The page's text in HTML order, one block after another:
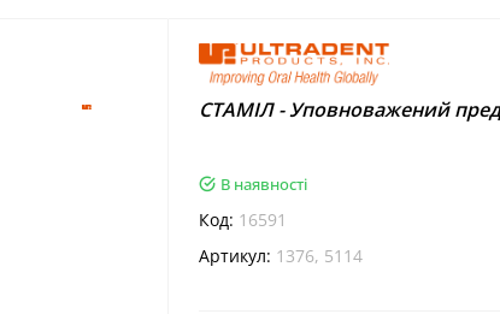
СТАМІЛ - Уповноважений
В наявності
Код: 16591
Артикул: 1376, 5114